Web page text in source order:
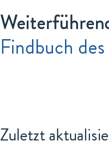
Findbuch
Zuletzt